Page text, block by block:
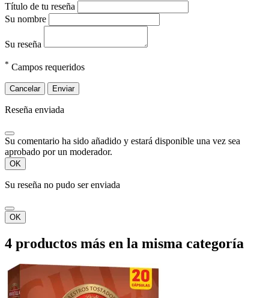
Título de tu reseña
Su nombre
Su reseña
* Campos requeridos
Cancelar Enviar
Reseña enviada
Su comentario ha sido añadido y estará disponible una vez sea
aprobado por un moderador.
OK
Su reseña no pudo ser enviada
OK
4 productos más en la misma categoría